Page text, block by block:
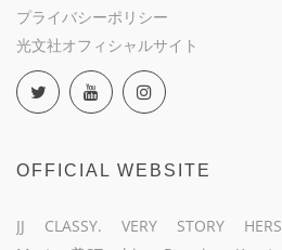
プライバシーポリシー
光文社オフィシャルサイト
OFFICIAL WEBSITE
JJ CLASSY. VERY STORY
HERS